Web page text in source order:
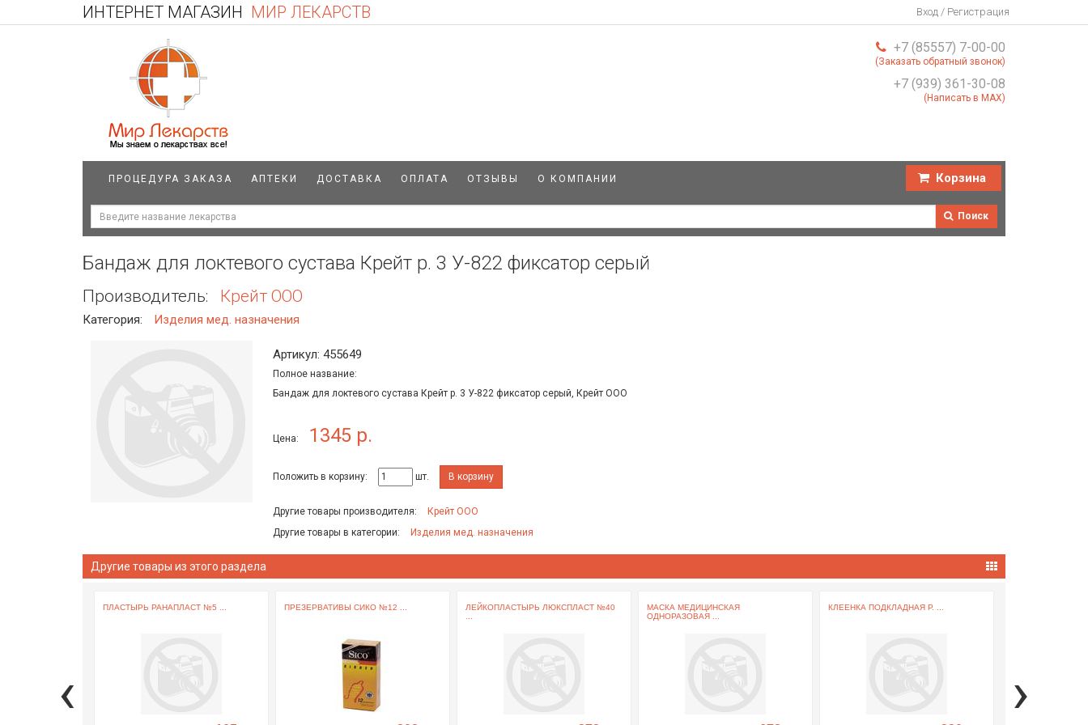
ИНТЕРНЕТ МАГАЗИН МИР ЛЕКАРСТВ Вход / Регистрация
+7 (85557) 7-00-00
(Заказать обратный звонок)
+7 (939) 361-30-08
(Написать в MAX)
ПРОЦЕДУРА ЗАКАЗА АПТЕКИ ДОСТАВКА ОПЛАТА ОТЗЫВЫ О КОМПАНИИ Корзина
Поиск
Бандаж для локтевого сустава Крейт р. 3 У-822 фиксатор серый
Производитель: Крейт ООО
Категория: Изделия мед. назначения
Артикул: 455649
Полное название:
Бандаж для локтевого сустава Крейт р. 3 У-822 фиксатор серый, Крейт ООО
Цена: 1345 р.
Положить в корзину: шт. В корзину
Другие товары производителя:
Крейт ООО
Другие товары в категории:
Изделия мед. назначения
Другие товары из этого раздела
ПЛАСТЫРЬ РАНАПЛАСТ №5 ... ПРЕЗЕРВАТИВЫ СИКО №12 ...
ЛЕЙКОПЛАСТЫРЬ ЛЮКСПЛАСТ №40
МАСКА МЕДИЦИНСКАЯ
ОДНОРАЗОВАЯ ...
КЛЕЕНКА ПОДКЛАДНАЯ Р. ...
‹ ›